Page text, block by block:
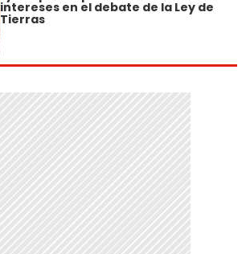
intereses en el debate de la Ley de
Tierras